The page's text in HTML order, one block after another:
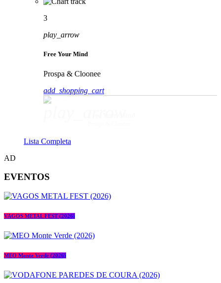
3
play_arrow
Free Your Mind
Prospa & Cloonee
add_shopping_cart
Lista Completa
AD
EVENTOS
VAGOS METAL FEST (2026)
MEO Monte Verde (2026)